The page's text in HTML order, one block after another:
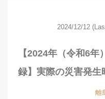
2024/12/12
【2024年（令和6
録】実際の災害発生
離